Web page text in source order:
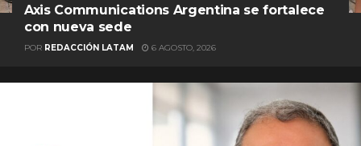
Axis Communications Argentina se fortalece
con nueva sede
POR REDACCIÓN LATAM 6 AGOSTO, 2026